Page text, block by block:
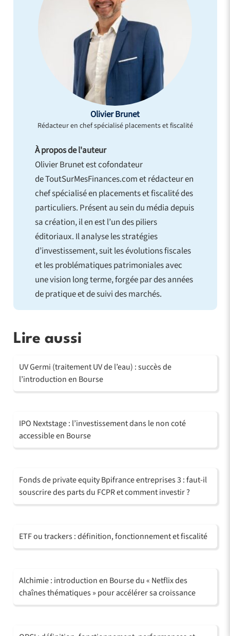
Olivier Brunet
Rédacteur en chef spécialisé placements et fiscalité
À propos de l'auteur
Olivier Brunet est cofondateur
de ToutSurMesFinances.com et rédacteur en
chef spécialisé en placements et fiscalité des
particuliers. Présent au sein du média depuis
sa création, il en est l’un des piliers
éditoriaux. Il analyse les stratégies
d’investissement, suit les évolutions fiscales
et les problématiques patrimoniales avec
une vision long terme, forgée par des années
de pratique et de suivi des marchés.
Lire aussi
UV Germi (traitement UV de l’eau) : succès de
l’introduction en Bourse
IPO Nextstage : l’investissement dans le non coté
accessible en Bourse
Fonds de private equity Bpifrance entreprises 3 : faut-il
souscrire des parts du FCPR et comment investir ?
ETF ou trackers : définition, fonctionnement et fiscalité
Alchimie : introduction en Bourse du « Netflix des
chaînes thématiques » pour accélérer sa croissance